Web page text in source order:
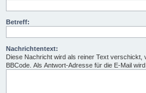
Betreff:
Nachrichtentext:
Diese Nachricht wird als reiner Text verschickt,
BBCode. Als Antwort-Adresse für die E-Mail